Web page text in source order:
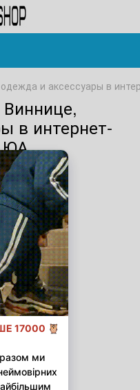
и аксессуары в
Виннице,
в интернет-
ЮА.